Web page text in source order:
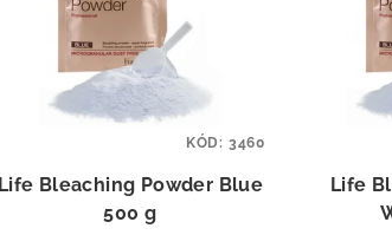
Life Bleaching Powder Blue
500 g
KÓD: 3460
Life